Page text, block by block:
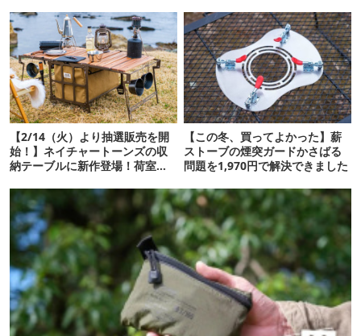
【2/14（火）より抽選販売を開
始！】ネイチャートーンズの収
納テーブルに新作登場！荷室が
【この冬、買ってよかった】薪
ストーブの煙突ガードかさばる
問題を1,970円で解決できました